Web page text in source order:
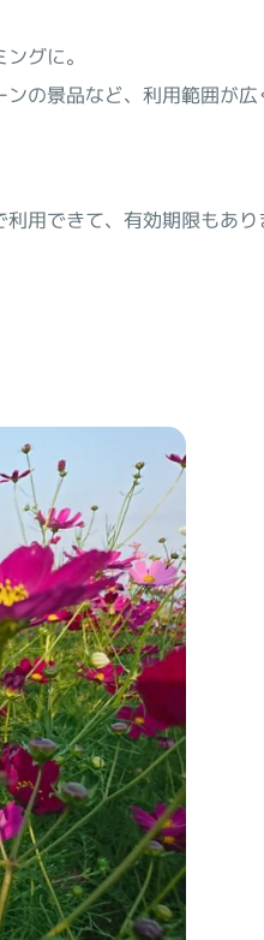
グに。
の景品など、利用範囲が広
用できて、有効期限もあり